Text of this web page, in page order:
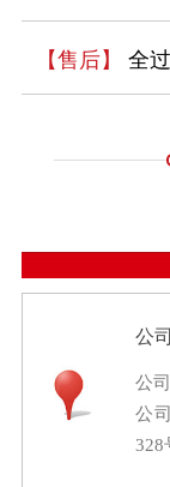
【售后】 全
公
公
公
328